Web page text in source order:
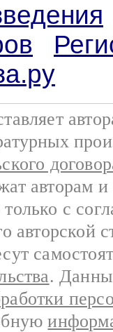
авторам
с
авторской
.